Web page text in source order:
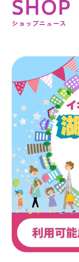
S H O P
ショップニュース